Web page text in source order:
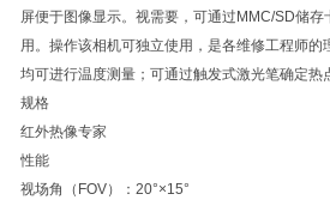
屏便于图像显示。视需要，可通过MMC/SD储
用。操作该相机可独立使用，是各维修工程师
均可进行温度测量；可通过触发式激光笔确定热
规格
红外热像专家
性能
视场角（FOV）：20°×15°